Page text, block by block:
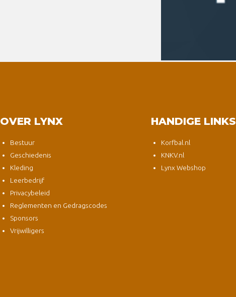
OVER LYNX
Bestuur
Geschiedenis
Kleding
Leerbedrijf
Privacybeleid
Reglementen en Gedragscodes
Sponsors
Vrijwilligers
HANDIGE LINKS
Korfbal.nl
KNKV.nl
Lynx Webshop